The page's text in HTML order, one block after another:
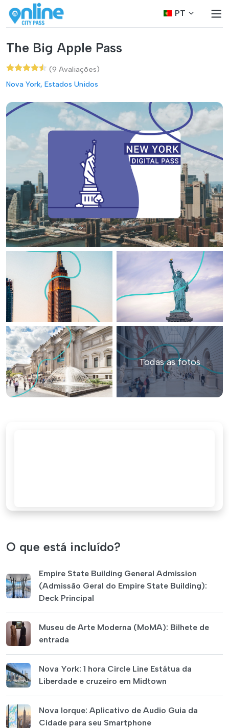
PT
The Big Apple Pass
(9 Avaliações)
Nova York, Estados Unidos
Todas as fotos
O que está incluído?
Empire State Building General Admission
(Admissão Geral do Empire State Building):
Deck Principal
Museu de Arte Moderna (MoMA): Bilhete de
entrada
Nova York: 1 hora Circle Line Estátua da
Liberdade e cruzeiro em Midtown
Nova Iorque: Aplicativo de Audio Guia da
Cidade para seu Smartphone